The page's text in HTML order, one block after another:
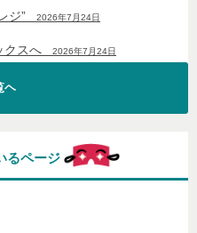
ジ” 2026年7月24日
クスへ 2026年7月24日
ヘ
るページ